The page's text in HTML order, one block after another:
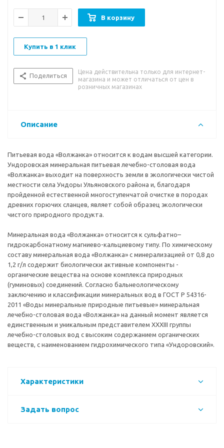
гидрокарбонатному магниево-кальциевому типу. По
химическому составу минеральная вода «Волжанка» с
активные компоненты - органические вещества на основе
комплекса природных (гуминовых) соединений. Согласно
минеральных вод в ГОСТ Р 54316-2011 «Воды минеральные
природные питьевые» минеральная лечебно-столовая вода
наименованием гидрохимического типа «Ундоровский».
В корзину
Купить в 1 клик
Поделиться
Цена действительна только для интернет-
магазина и может отличаться от цен в
розничных магазинах
Описание
Питьевая вода «Волжанка» относится к водам высшей категории.
Ундоровская минеральная питьевая лечебно-столовая вода
«Волжанка» выходит на поверхность земли в экологически чистой
местности села Ундоры Ульяновского района и, благодаря
пройденной естественной многоступенчатой очистке в породах
древних горючих сланцев, являет собой образец экологически
чистого природного продукта.
Минеральная вода «Волжанка» относится к сульфатно–
гидрокарбонатному магниево-кальциевому типу. По химическому
составу минеральная вода «Волжанка» с минерализацией от 0,8 до
1,2 г/л содержит биологически активные компоненты -
органические вещества на основе комплекса природных
(гуминовых) соединений. Согласно бальнеологическому
заключению и классификации минеральных вод в ГОСТ Р 54316-
2011 «Воды минеральные природные питьевые» минеральная
лечебно-столовая вода «Волжанка» на данный момент является
единственным и уникальным представителем ХХХIII группы
лечебно-столовых вод с высоким содержанием органических
веществ, с наименованием гидрохимического типа «Ундоровский».
Характеристики
Задать вопрос